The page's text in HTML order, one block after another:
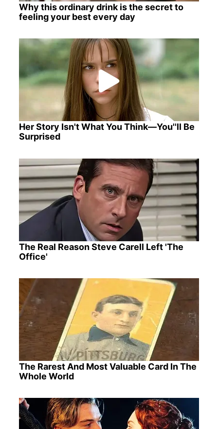
Why this ordinary drink is the secret to
feeling your best every day
Her Story Isn't What You Think—You''ll Be
Surprised
The Real Reason Steve Carell Left 'The
Office'
The Rarest And Most Valuable Card In The
Whole World